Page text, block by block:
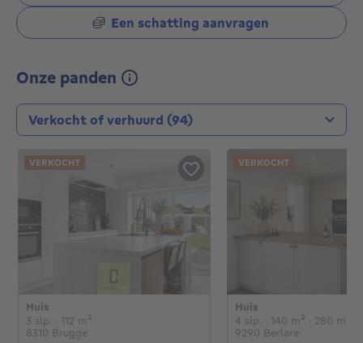
Een schatting aanvragen
Onze panden
Type transactie
Huis
€
3 slp. 3 slaapkamers
· 112 m²
8310 Brugge
VERKOCHT
Huis
€
4 slp. 4 slaapkamers
· 140 m² vierkante
· 280 m²
9290 Berlare
VERKOCHT